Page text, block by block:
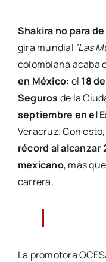
Shakira no para
gira mundial ‘Las
colombiana acaba
en México: el 18
Seguros de la
septiembre en el
Veracruz. Con
récord al
mexicano, más
carrera.
La promotora